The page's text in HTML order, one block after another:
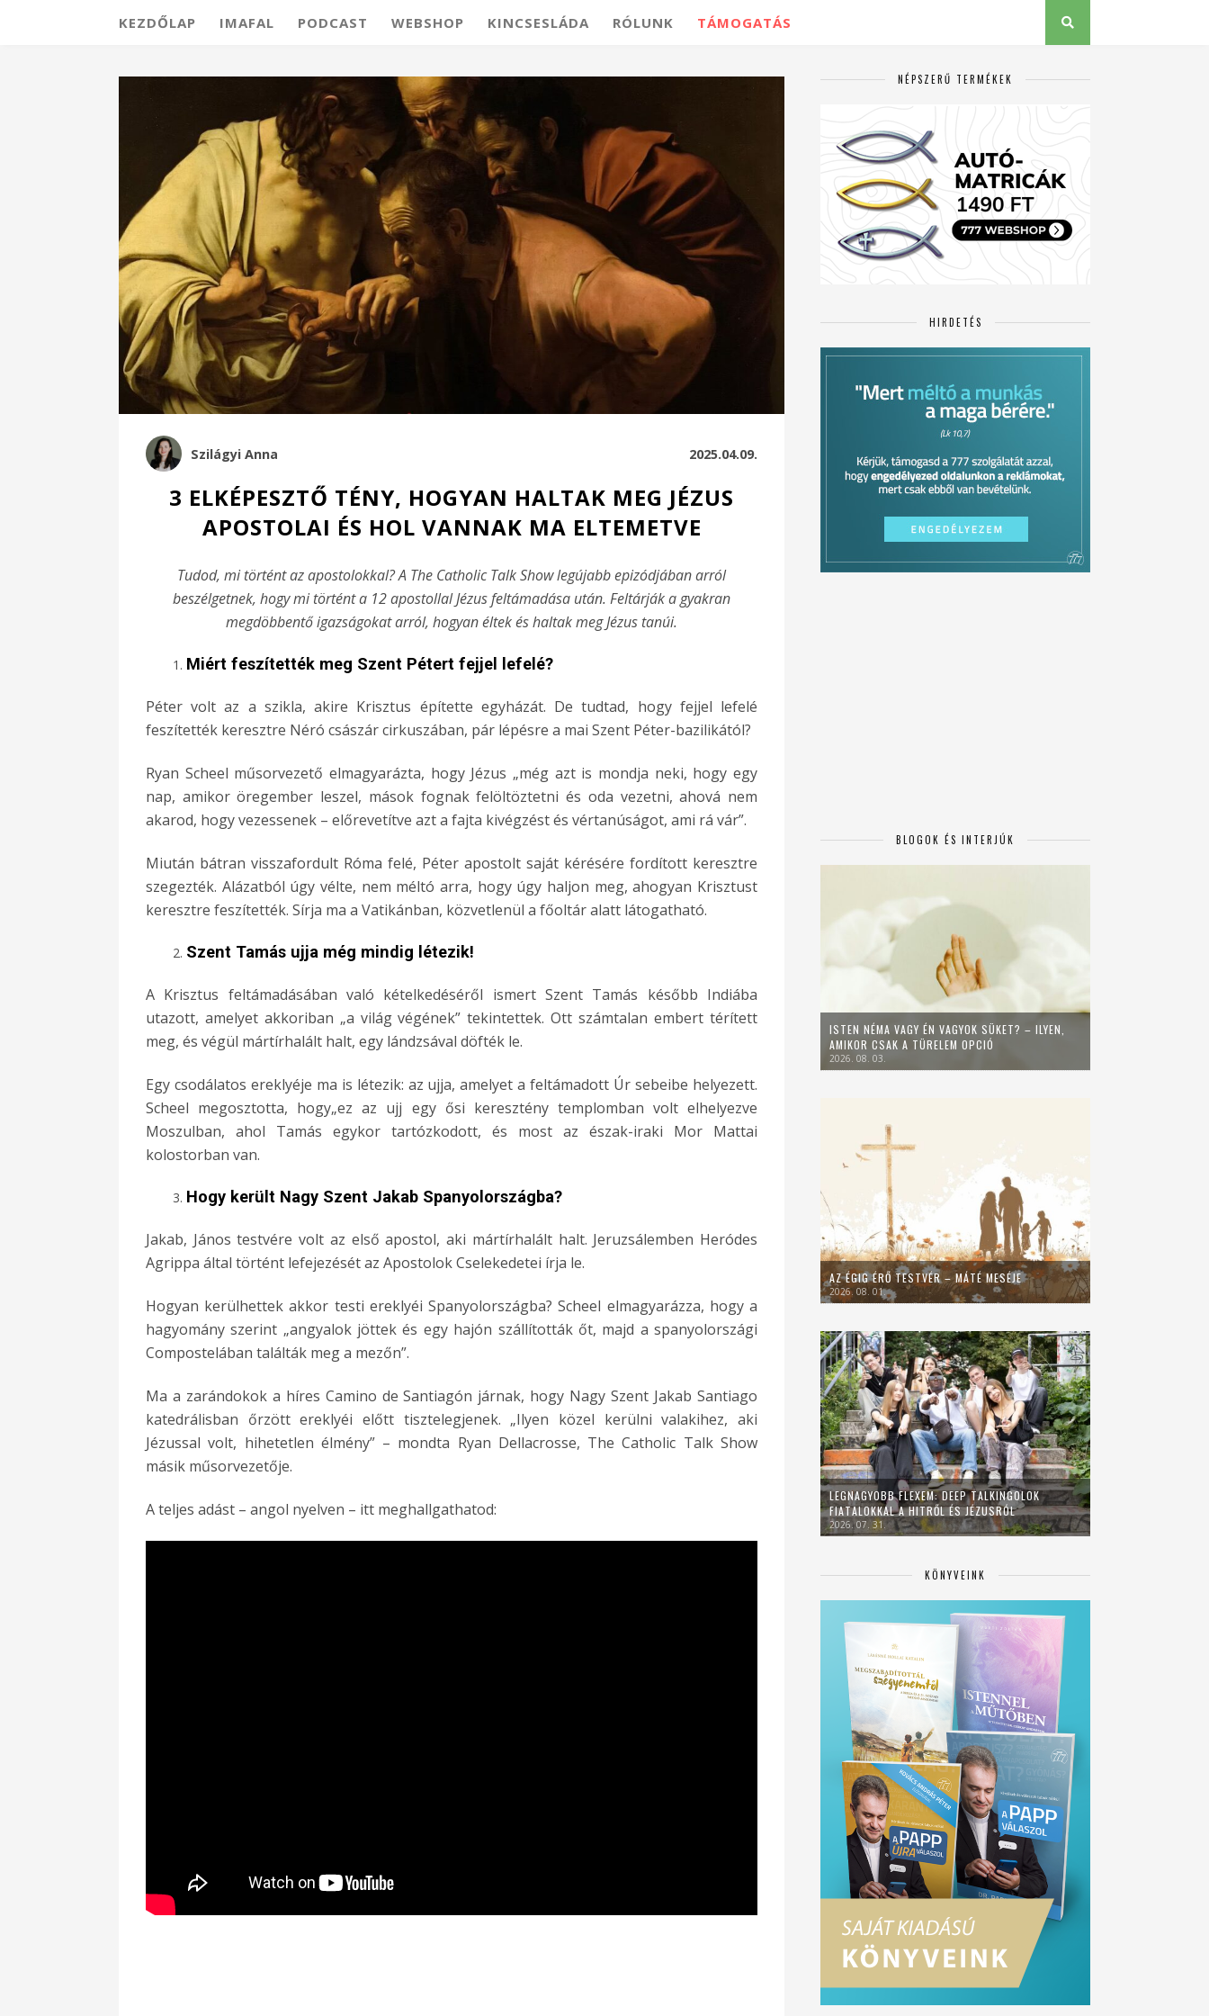
KEZDŐLAP IMAFAL PODCAST WEBSHOP KINCSESLÁDA RÓLUNK TÁMOGATÁS
Szilágyi Anna 2025.04.09.
3 ELKÉPESZTŐ TÉNY, HOGYAN HALTAK MEG JÉZUS
APOSTOLAI ÉS HOL VANNAK MA ELTEMETVE
Tudod, mi történt az apostolokkal? A The Catholic Talk Show legújabb epizódjában arról
beszélgetnek, hogy mi történt a 12 apostollal Jézus feltámadása után. Feltárják a gyakran
megdöbbentő igazságokat arról, hogyan éltek és haltak meg Jézus tanúi.
Miért feszítették meg Szent Pétert fejjel lefelé?
Péter volt az a szikla, akire Krisztus építette egyházát. De tudtad, hogy fejjel lefelé
feszítették keresztre Néró császár cirkuszában, pár lépésre a mai Szent Péter-bazilikától?
Ryan Scheel műsorvezető elmagyarázta, hogy Jézus „még azt is mondja neki, hogy egy
nap, amikor öregember leszel, mások fognak felöltöztetni és oda vezetni, ahová nem
akarod, hogy vezessenek – előrevetítve azt a fajta kivégzést és vértanúságot, ami rá vár”.
Miután bátran visszafordult Róma felé, Péter apostolt saját kérésére fordított keresztre
szegezték. Alázatból úgy vélte, nem méltó arra, hogy úgy haljon meg, ahogyan Krisztust
keresztre feszítették. Sírja ma a Vatikánban, közvetlenül a főoltár alatt látogatható.
Szent Tamás ujja még mindig létezik!
A Krisztus feltámadásában való kételkedéséről ismert Szent Tamás később Indiába
utazott, amelyet akkoriban „a világ végének” tekintettek. Ott számtalan embert térített
meg, és végül mártírhalált halt, egy lándzsával döfték le.
Egy csodálatos ereklyéje ma is létezik: az ujja, amelyet a feltámadott Úr sebeibe helyezett.
Scheel megosztotta, hogy„ez az ujj egy ősi keresztény templomban volt elhelyezve
Moszulban, ahol Tamás egykor tartózkodott, és most az észak-iraki Mor Mattai
kolostorban van.
Hogy került Nagy Szent Jakab Spanyolországba?
Jakab, János testvére volt az első apostol, aki mártírhalált halt. Jeruzsálemben Heródes
Agrippa által történt lefejezését az Apostolok Cselekedetei írja le.
Hogyan kerülhettek akkor testi ereklyéi Spanyolországba? Scheel elmagyarázza, hogy a
hagyomány szerint „angyalok jöttek és egy hajón szállították őt, majd a spanyolországi
Compostelában találták meg a mezőn”.
Ma a zarándokok a híres Camino de Santiagón járnak, hogy Nagy Szent Jakab Santiago
katedrálisban őrzött ereklyéi előtt tisztelegjenek. „Ilyen közel kerülni valakihez, aki
Jézussal volt, hihetetlen élmény” – mondta Ryan Dellacrosse, The Catholic Talk Show
másik műsorvezetője.
A teljes adást – angol nyelven – itt meghallgathatod:
NÉPSZERŰ TERMÉKEK
HIRDETÉS
BLOGOK ÉS INTERJÚK
ISTEN NÉMA VAGY ÉN VAGYOK SÜKET? – ILYEN,
AMIKOR CSAK A TÜRELEM OPCIÓ
2026. 08. 03.
AZ ÉGIG ÉRŐ TESTVÉR – MÁTÉ MESÉJE
2026. 08. 01.
LEGNAGYOBB FLEXEM: DEEP TALKINGOLOK
FIATALOKKAL A HITRŐL ÉS JÉZUSRÓL
2026. 07. 31.
KÖNYVEINK